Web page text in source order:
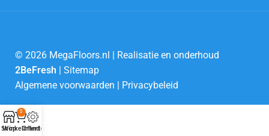
© 2026 MegaFloors.nl | Realisatie en onderhoud
2BeFresh | Sitemap
Algemene voorwaarden | Privacybeleid
Shop
0
Winkelmand
Offerte